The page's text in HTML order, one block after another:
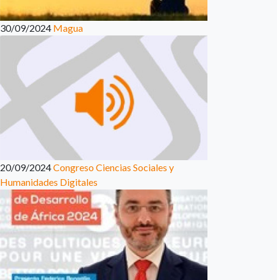
30/09/2024 Magua
20/09/2024Congreso Ciencias Sociales y
Humanidades Digitales